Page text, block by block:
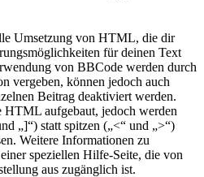
Umsetzung von HTML, die dir
für deinen Text
von BBCode werden durch
vergeben, können jedoch auch
Beitrag deaktiviert werden.
aufgebaut, jedoch werden
„]“) statt spitzen („<“ und „>“)
Weitere Informationen zu
speziellen Hilfe-Seite, die von
aus zugänglich ist.